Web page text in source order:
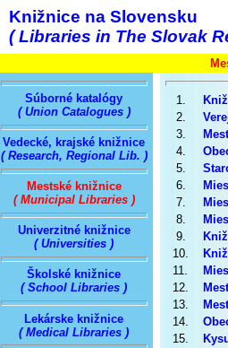
Knižnice na Slovensku
( Libraries in The Slovak
Súborné katalógy
( Union Catalogues )
Vedecké, krajské knižnice
( Research, Regional Lib. )
Mestské knižnice
( Municipal Libraries )
Univerzitné knižnice
( Universities )
Školské knižnice
( School Libraries )
Lekárske knižnice
( Medical Libraries )
1.
2.
3.
4.
5.
6.
7.
8.
9.
10.
11.
12.
13.
14.
15.